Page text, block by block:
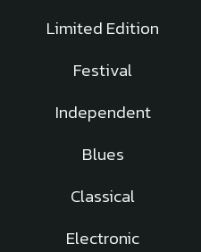
Limited Edition
Festival
Independent
Blues
Classical
Electronic